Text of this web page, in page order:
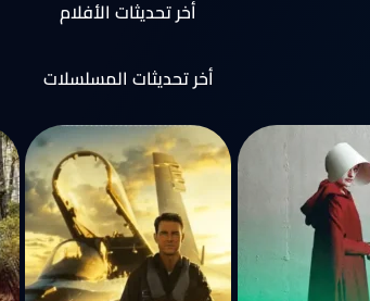
أخر تحديثات الأفلام
أخر تحديثات المسلسلات